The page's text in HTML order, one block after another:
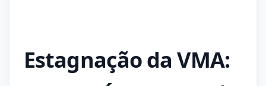
Estagnação da VMA: